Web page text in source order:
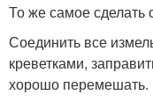
То же самое
Соединить все
креветками,
хорошо перемешать.